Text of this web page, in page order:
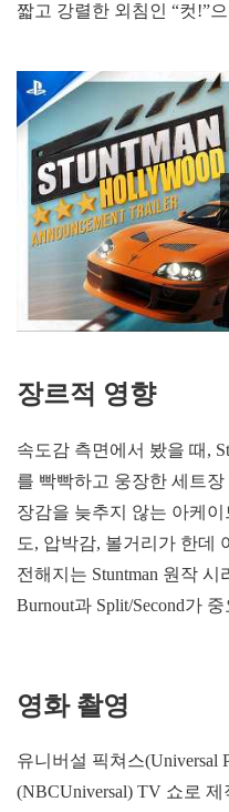
짧고 강렬한 외침인 “컷!”
장르적 영향
속도감 측면에서 봤을 때,
를 빡빡하고 웅장한 세트
장감을 늦추지 않는 아케
도, 압박감, 볼거리가 한데
전해지는 Stuntman 원작
Burnout과 Split/Second가
영화 촬영
유니버설 픽쳐스(Universal
(NBCUniversal) TV 쇼로